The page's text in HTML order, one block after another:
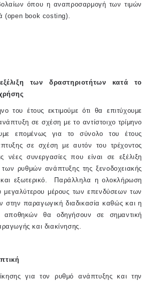
όπου η αναπροσαρμογή των τιμών
(open book costing).
των δραστηριοτήτων κατά το
του έτους εκτιμούμε ότι θα επιτύχουμε
σε σχέση με το αντίστοιχο τρίμηνο
επομένως για το σύνολο του έτους
σε σχέση με αυτόν του τρέχοντος
νέες συνεργασίες που είναι σε εξέλιξη
ρυθμών ανάπτυξης της ξενοδοχειακής
εξωτερικό.
Παράλληλα η ολοκλήρωση
μεγαλύτερου μέρους των επενδύσεων των
στην παραγωγική διαδικασία καθώς και η
αποθηκών θα οδηγήσουν σε σημαντική
και διακίνησης.
για τον ρυθμό ανάπτυξης και την